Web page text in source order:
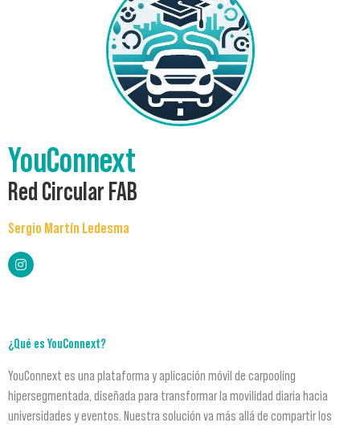
YouConnext
Red Circular FAB
Sergio Martín Ledesma
¿Qué es YouConnext?
YouConnext es una plataforma y aplicación móvil de carpooling
hipersegmentada, diseñada para transformar la movilidad diaria hacia
universidades y eventos. Nuestra solución va más allá de compartir los